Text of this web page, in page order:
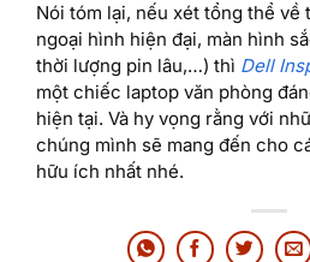
Nói tóm lại, nếu xét tổng thể về
ngoại hình hiện đại, màn hình
thời lượng pin lâu,…) thì Dell
một chiếc laptop văn phòng
hiện tại. Và hy vọng rằng với
chúng mình sẽ mang đến cho
hữu ích nhất nhé.